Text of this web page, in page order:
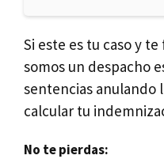
Si este es tu caso y
somos un despacho
sentencias anulando
calcular tu
No te pierdas: